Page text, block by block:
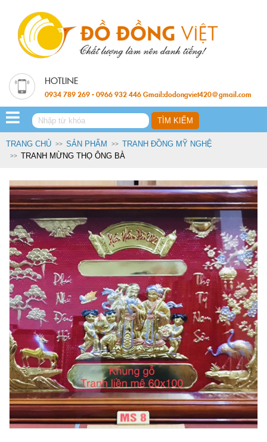
0934 789 269 - 0966 932 446 Gmail:dodongviet420@gmail.com
TRANG CHỦ SẢN PHẨM
TRANH ĐỒNG MỸ NGHỆ
TRANH MỪNG THỌ ÔNG BÀ